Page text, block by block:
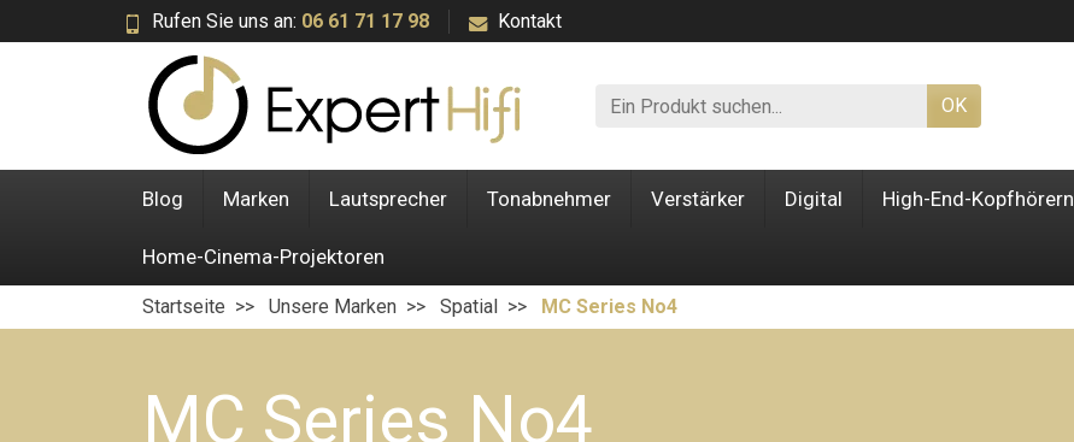
Rufen Sie uns an: 06 61 71 17 98 Kontakt
OK
Blog Marken Lautsprecher Tonabnehmer Verstärker Digital High-End-Kopfhörern
Home-Cinema-Projektoren
Startseite Unsere Marken Spatial MC Series No4
MC Series No4